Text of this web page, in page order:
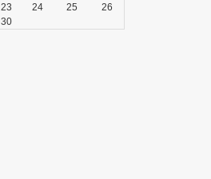
23 24 25
26
30